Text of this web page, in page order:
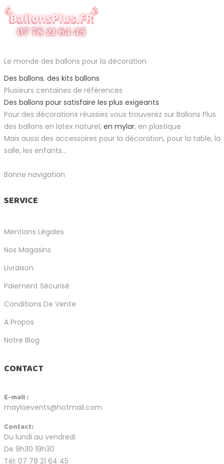
Le monde des ballons pour la décoration
Des ballons, des kits ballons
Plusieurs centaines de références
Des ballons pour satisfaire les plus exigeants
Pour des décorations réussies vous trouverez sur Ballons Plus
des ballons en latex naturel, en mylar, en plastique
Mais aussi des accessoires pour la décoration, pour la table, la
salle, les enfants...
Bonne navigation
SERVICE
Mentions Légales
Nos Magasins
Livraison
Paiement Sécurisé
Conditions De Vente
A Propos
Notre Blog
CONTACT
E-mail :
maylaevents@hotmail.com
Contact:
Du lundi au vendredi
De 9h30 19h30
Tél: 07 78 21 64 45